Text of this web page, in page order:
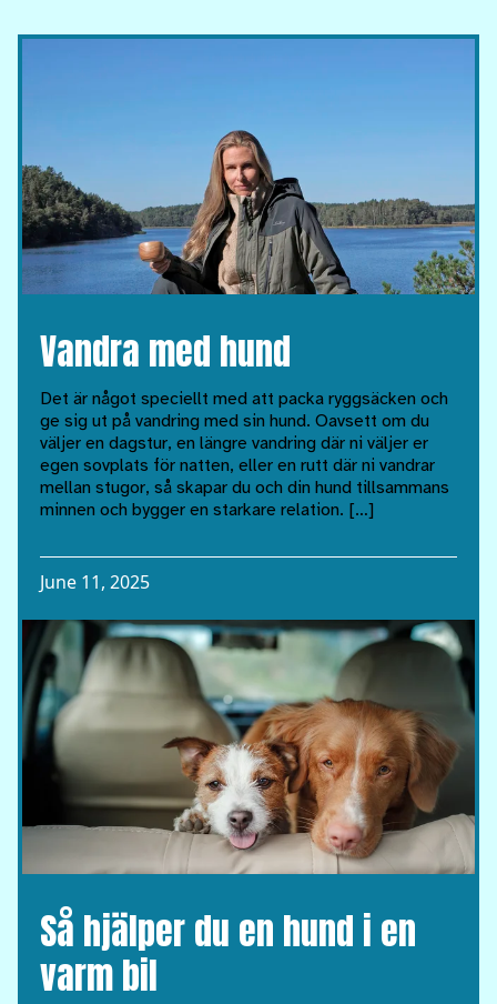
Vandra med hund
Det är något speciellt med att packa ryggsäcken och
ge sig ut på vandring med sin hund. Oavsett om du
väljer en dagstur, en längre vandring där ni väljer er
egen sovplats för natten, eller en rutt där ni vandrar
mellan stugor, så skapar du och din hund tillsammans
minnen och bygger en starkare relation. […]
June 11, 2025
Så hjälper du en hund i en
varm bil